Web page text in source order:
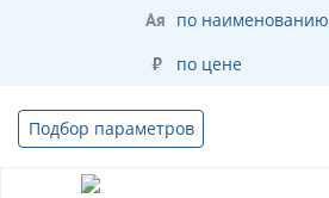
по наименованию
по цене
Подбор параметров